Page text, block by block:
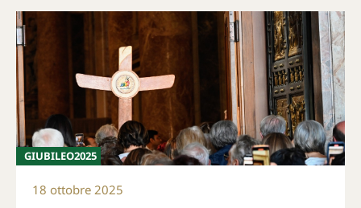
GIUBILEO2025
18 ottobre 2025